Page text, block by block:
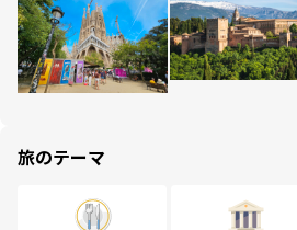
旅のテーマ